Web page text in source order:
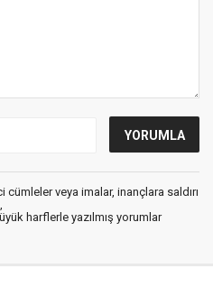
veya imalar, inançlara saldırı
harflerle yazılmış yorumlar